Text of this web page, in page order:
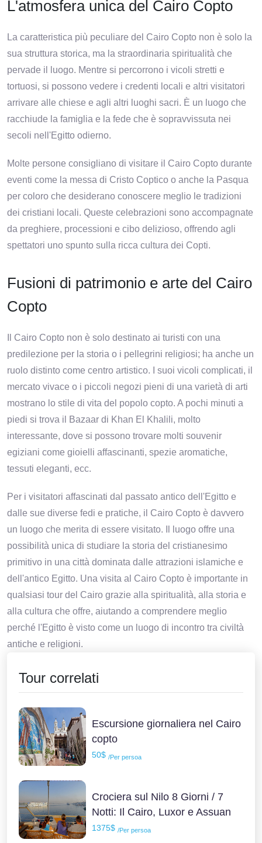
L'atmosfera unica del Cairo Copto
La caratteristica più peculiare del Cairo Copto non è solo la
sua struttura storica, ma la straordinaria spiritualità che
pervade il luogo. Mentre si percorrono i vicoli stretti e
tortuosi, si possono vedere i credenti locali e altri visitatori
arrivare alle chiese e agli altri luoghi sacri. È un luogo che
racchiude la famiglia e la fede che è sopravvissuta nei
secoli nell'Egitto odierno.
Molte persone consigliano di visitare il Cairo Copto durante
eventi come la messa di Cristo Coptico o anche la Pasqua
per coloro che desiderano conoscere meglio le tradizioni
dei cristiani locali. Queste celebrazioni sono accompagnate
da preghiere, processioni e cibo delizioso, offrendo agli
spettatori uno spunto sulla ricca cultura dei Copti.
Fusioni di patrimonio e arte del Cairo
Copto
Il Cairo Copto non è solo destinato ai turisti con una
predilezione per la storia o i pellegrini religiosi; ha anche un
ruolo distinto come centro artistico. I suoi vicoli complicati, il
mercato vivace o i piccoli negozi pieni di una varietà di arti
mostrano lo stile di vita del popolo copto. A pochi minuti a
piedi si trova il Bazaar di Khan El Khalili, molto
interessante, dove si possono trovare molti souvenir
egiziani come gioielli affascinanti, spezie aromatiche,
tessuti eleganti, ecc.
Per i visitatori affascinati dal passato antico dell'Egitto e
dalle sue diverse fedi e pratiche, il Cairo Copto è davvero
un luogo che merita di essere visitato. Il luogo offre una
possibilità unica di studiare la storia del cristianesimo
primitivo in una città dominata dalle attrazioni islamiche e
dell'antico Egitto. Una visita al Cairo Copto è importante in
qualsiasi tour del Cairo grazie alla spiritualità, alla storia e
alla cultura che offre, aiutando a comprendere meglio
perché l'Egitto è visto come un luogo di incontro tra civiltà
antiche e religioni.
Tour correlati
Escursione giornaliera nel Cairo
copto
50$ /Per persoa
Crociera sul Nilo 8 Giorni / 7
Notti: Il Cairo, Luxor e Assuan
1375$ /Per persoa